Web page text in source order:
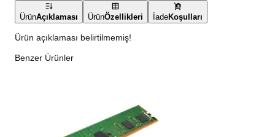
ÜrünAçıklaması ÜrünÖzellikleri İadeKoşulları
Ürün açıklaması belirtilmemiş!
Benzer Ürünler